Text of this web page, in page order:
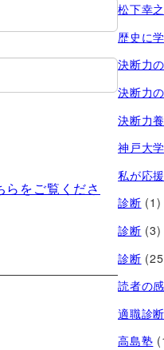
をご覧くださ
松下幸
歴史に
決断力
決断力
決断力
神戸大
私が応
診断 (1)
診断 (3)
診断
読者の
適職診断
高島塾